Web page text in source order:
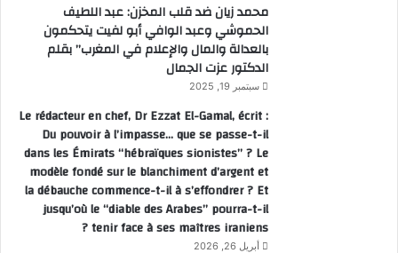
محمد زيان ضد قلب المخزن: عبد اللطيف
الحموشي وعبد الوافي أبو لفيت يتحكمون
بالعدالة والمال والإعلام في المغرب” بقلم
الدكتور عزت الجمال
سبتمبر 19, 2025
Le rédacteur en chef, Dr Ezzat El-Gamal, écrit :
Du pouvoir à l’impasse… que se passe-t-il
dans les Émirats “hébraïques sionistes” ? Le
modèle fondé sur le blanchiment d’argent et
la débauche commence-t-il à s’effondrer ? Et
jusqu’où le “diable des Arabes” pourra-t-il
tenir face à ses maîtres iraniens ?
أبريل 26, 2026